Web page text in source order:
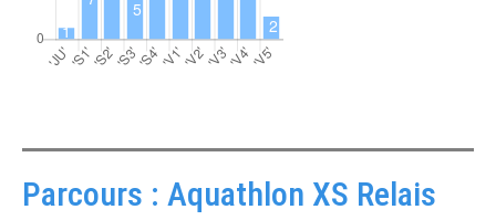
Parcours : Aquathlon XS Relais